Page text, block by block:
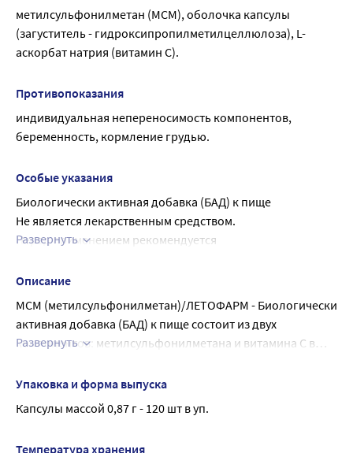
метилсульфонилметан (МСМ), оболочка капсулы
(загуститель - гидроксипропилметилцеллюлоза), L-
аскорбат натрия (витамин С).
Противопоказания
индивидуальная непереносимость компонентов,
беременность, кормление грудью.
Особые указания
Биологически активная добавка (БАД) к пище
Не является лекарственным средством.
Перед применением рекомендуется
Развернуть
Описание
МСМ (метилсульфонилметан)/ЛЕТОФАРМ - Биологически
активная добавка (БАД) к пище состоит из двух
компонентов: метилсульфонилметана и витамина С в
является одной из самых популярных пищевых добавок,
применяемых для устранения симптомов дисфункций
опорно-двигательного аппарата: по заявлению ученых,
Развернуть
Упаковка и форма выпуска
Капсулы массой 0,87 г - 120 шт в уп.
Температура хранения